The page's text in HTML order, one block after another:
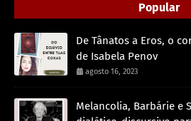
Popular
De Tânatos a Eros, o
de Isabela Penov
agosto 16, 2023
Melancolia, Barbárie e